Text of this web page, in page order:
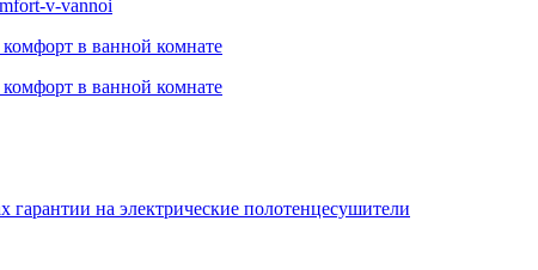
в ванной комнате
в ванной комнате
на электрические полотенцесушители